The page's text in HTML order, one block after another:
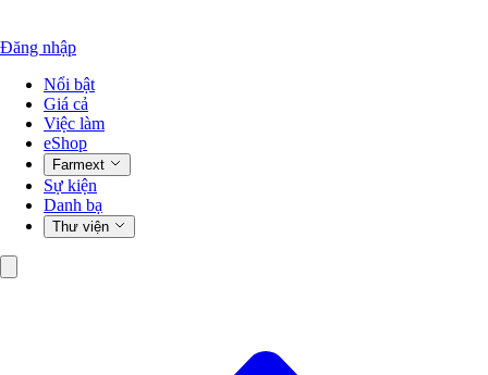
Đăng nhập
Nổi bật
Giá cả
Việc làm
eShop
Farmext
Sự kiện
Danh bạ
Thư viện